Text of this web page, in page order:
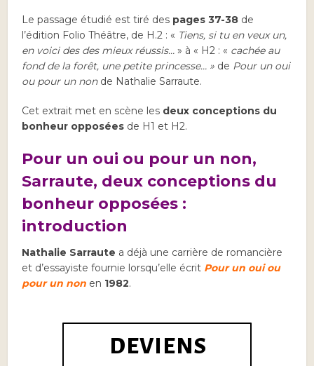
Le passage étudié est tiré des pages 37-38 de
l’édition Folio Théâtre, de H.2 : « Tiens, si tu en veux un,
en voici des des mieux réussis… » à « H2 : « cachée au
fond de la forêt, une petite princesse… » de Pour un oui
ou pour un nonde Nathalie Sarraute.
Cet extrait met en scène les deux conceptions du
bonheur opposées de H1 et H2.
Pour un oui ou pour un non,
Sarraute, deux conceptions du
bonheur opposées :
introduction
Nathalie Sarraute a déjà une carrière de romancière
et d’essayiste fournie lorsqu’elle écrit Pour un oui ou
pour un non en 1982.
DEVIENS